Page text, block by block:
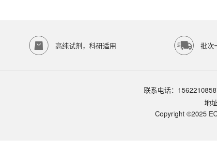
ECOTOP SCIENTIFIC
SCIENTIFIC常规库存产品一般1-3个工作日内发货。如遇缺
高纯试剂，科研适用 批次
联系电话：
地
Copyright ©2025